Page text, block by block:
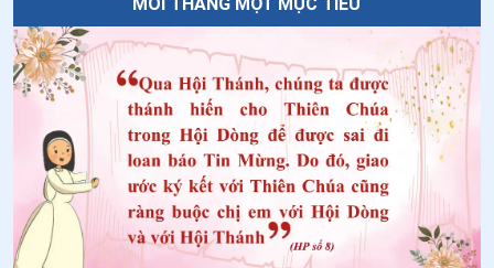
Phan Viết Huy - Nicôla Bùi Ðức Thể
42.Ngày 11/6 - Thánh Banaba - Tông đồ
Ngày 09/6 - Thánh Eprem
44.Ngày 07/6 - Thánh Giuse Trần Văn Tuấn
45. Ngày 06/6 Thánh Vinh Sơn Phạm Văn Dương
46
Ngày 06/6 Thánh Phêrô Đinh Văn Dũng - Thánh
MỖI THÁNG MỘT MỤC TIÊU